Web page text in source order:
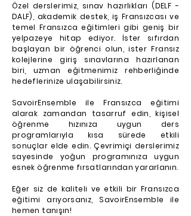
Özel derslerimiz, sınav hazırlıkları (DELF -
DALF), akademik destek, iş Fransızcası ve
temel Fransızca eğitimleri gibi geniş bir
yelpazeye hitap ediyor. İster sıfırdan
başlayan bir öğrenci olun, ister Fransız
kolejlerine giriş sınavlarına hazırlanan
biri, uzman eğitmenimiz rehberliğinde
hedeflerinize ulaşabilirsiniz.
SavoirEnsemble ile Fransızca eğitimi
alarak zamandan tasarruf edin, kişisel
öğrenme hızınıza uygun ders
programlarıyla kısa sürede etkili
sonuçlar elde edin. Çevrimiçi derslerimiz
sayesinde yoğun programınıza uygun
esnek öğrenme fırsatlarından yararlanın.
Eğer siz de kaliteli ve etkili bir Fransızca
eğitimi arıyorsanız, SavoirEnsemble ile
hemen tanışın!